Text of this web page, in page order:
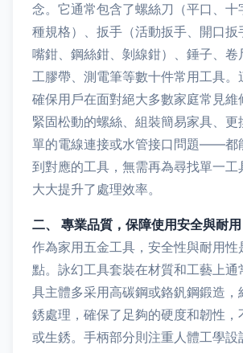
念。它通常包含了螺絲刀（平口、十
種規格）、扳手（活動扳手、開口扳
嘴鉗、鋼絲鉗、剝線鉗）、錘子、卷
工膠帶、測電筆等數十件常用工具。
確保用戶在面對絕大多數家庭常見
緊固松動的螺絲、組裝簡易家具、更
單的電線連接或水管接口問題——都
到對應的工具，無需再為尋找單一工
大大提升了處理效率。
二、 專業品質，保障使用安全與耐用
作為家用五金工具，安全性與耐用性
點。詠幻工具套裝在材質和工藝上通
具主體多采用高碳鋼或鉻釩鋼鍛造，
銹處理，確保了足夠的硬度和韌性，
或生銹。手柄部分則注重人體工學設